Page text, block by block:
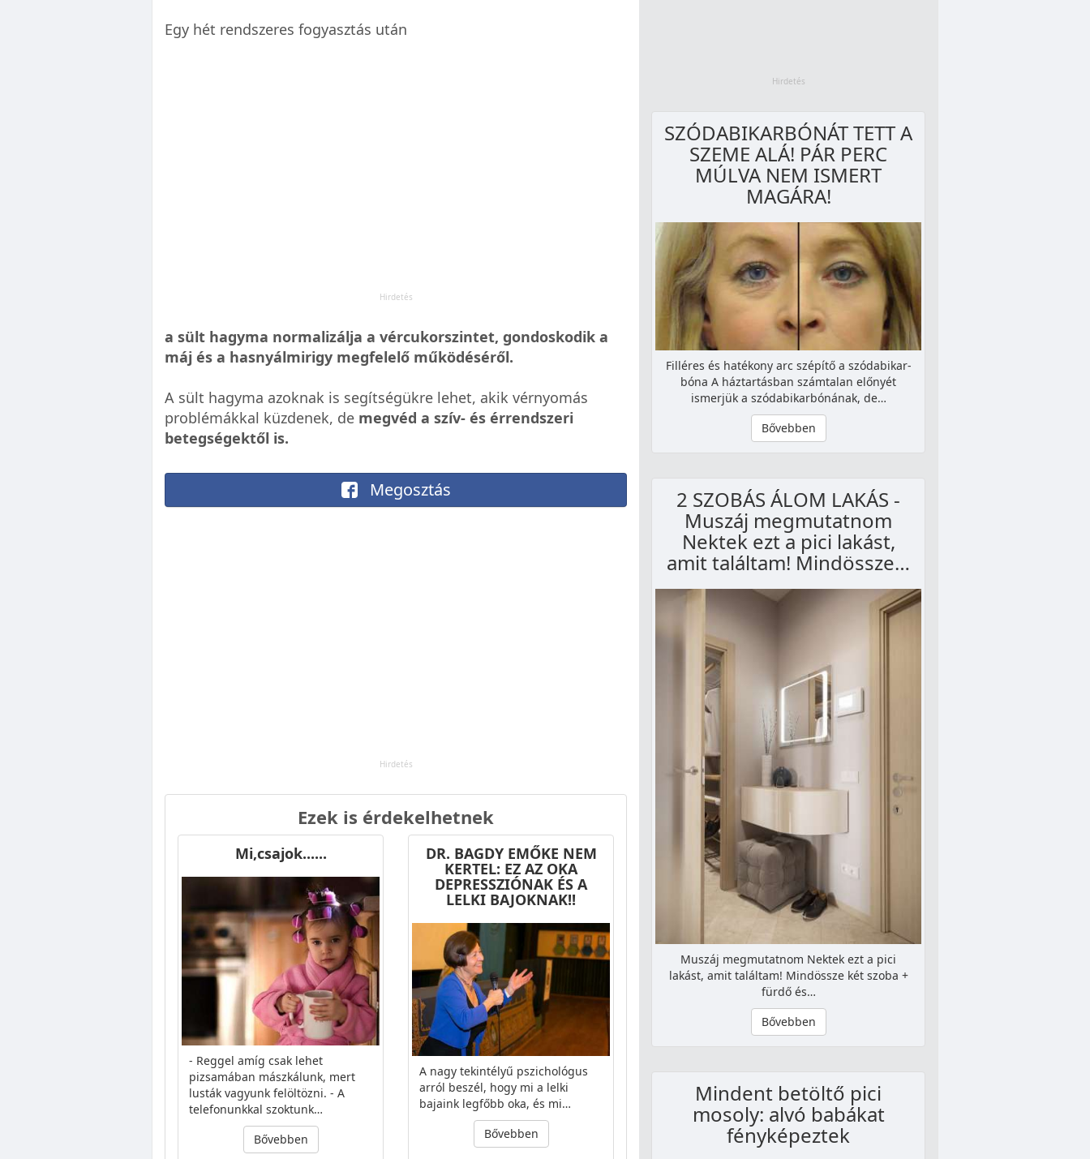
Egy hét rendszeres fogyasztás után
a sült hagyma normalizálja a vércukorszintet, gondoskodik a
máj és a hasnyálmirigy megfelelő működéséről.
A sült hagyma azoknak is segítségükre lehet, akik vérnyomás
problémákkal küzdenek, de megvéd a szív- és érrendszeri
betegségektől is.
Megosztás
Ezek is érdekelhetnek
Mi,csajok......
- Reggel amíg csak lehet
pizsamában mászkálunk, mert
lusták vagyunk felöltözni. - A
telefonunkkal szoktunk…
Bővebben
DR. BAGDY EMŐKE NEM
KERTEL: EZ AZ OKA
DEPRESSZIÓNAK ÉS A
LELKI BAJOKNAK!!
A nagy tekintélyű pszichológus
arról beszél, hogy mi a lelki
bajaink legfőbb oka, és mi…
Bővebben
SZÓDABIKARBÓNÁT TETT A
SZEME ALÁ! PÁR PERC
MÚLVA NEM ISMERT
MAGÁRA!
Filléres és hatékony arc szépítő a szó­da­bi­kar­
bó­na A háztartásban számtalan előnyét
ismerjük a szódabikarbónának, de…
Bővebben
2 SZOBÁS ÁLOM LAKÁS -
Muszáj megmutatnom
Nektek ezt a pici lakást,
amit találtam! Mindössze…
Muszáj megmutatnom Nektek ezt a pici
lakást, amit találtam! Mindössze két szoba +
fürdő és…
Bővebben
Mindent betöltő pici
mosoly: alvó babákat
fényképeztek